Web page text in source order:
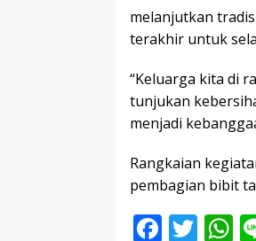
melanjutkan
terakhir untuk
“Keluarga kita di
tunjukan
menjadi
Rangkaian
pembagian bibit
F T